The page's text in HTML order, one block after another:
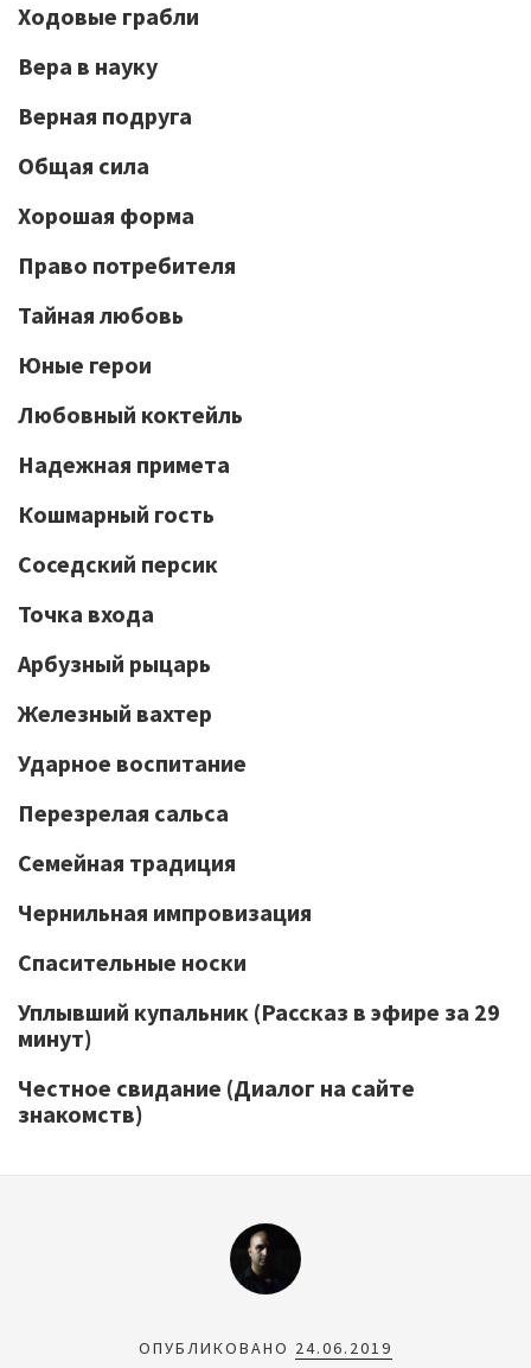
Ходовые грабли
Вера в науку
Верная подруга
Общая сила
Хорошая форма
Право потребителя
Тайная любовь
Юные герои
Любовный коктейль
Надежная примета
Кошмарный гость
Соседский персик
Точка входа
Арбузный рыцарь
Железный вахтер
Ударное воспитание
Перезрелая сальса
Семейная традиция
Чернильная импровизация
Спасительные носки
Уплывший купальник (Рассказ в эфире за 29
минут)
Честное свидание (Диалог на сайте
знакомств)
ОПУБЛИКОВАНО 24.06.2019